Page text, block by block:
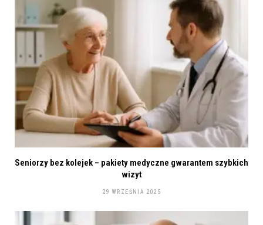
Seniorzy bez kolejek – pakiety medyczne gwarantem szybkich
wizyt
29 WRZEŚNIA 2025